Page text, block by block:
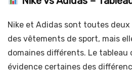
Nike et Adidas sont toutes
des vêtements de sport, mais
domaines différents. Le tableau
évidence certaines des